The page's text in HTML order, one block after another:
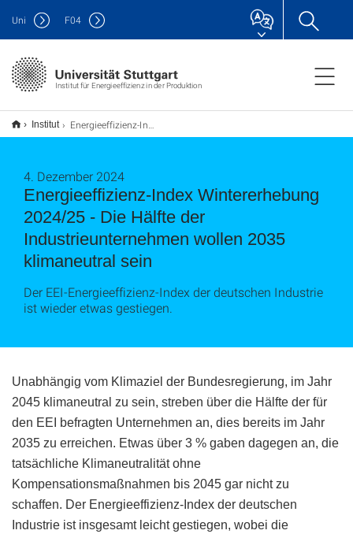
Institut für Energieeffizienz in der Produktion
Uni F04
Institut Energieeffizienz-Index Wintererhebung 2024/25 - Die Hälfte der Industrieunternehmen wollen 2035 klimaneutral sein
Energieeffizienz-Index Wintererhebung
2024/25 - Die Hälfte der
Industrieunternehmen wollen 2035
klimaneutral sein
4. Dezember 2024
Der EEI-Energieeffizienz-Index der deutschen Industrie
ist wieder etwas gestiegen.
Unabhängig vom Klimaziel der Bundesregierung, im Jahr
2045 klimaneutral zu sein, streben über die Hälfte der für
den EEI befragten Unternehmen an, dies bereits im Jahr
2035 zu erreichen. Etwas über 3 % gaben dagegen an, die
tatsächliche Klimaneutralität ohne
Kompensationsmaßnahmen bis 2045 gar nicht zu
schaffen. Der Energieeffizienz-Index der deutschen
Industrie ist insgesamt leicht gestiegen, wobei die